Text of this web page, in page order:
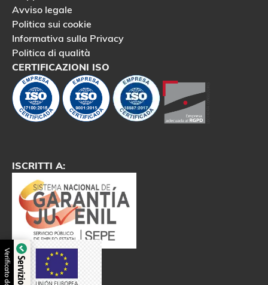
Avviso legale
Politica sui cookie
Informativa sulla Privacy
Politica di qualità
CERTIFICAZIONI ISO
ISCRITTI A: